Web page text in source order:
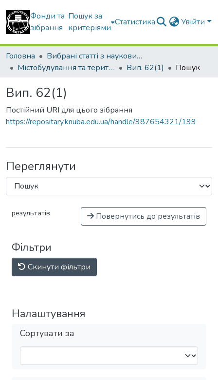
Фонди та
зібрання
Пошук за
критеріями
Статистика Увійти
Головна
Вибрані статті з наукових збірників КНУБА
Містобудування та територіальне планування
Вип. 62(1) Пошук
Вип. 62(1)
Постійний URI для цього зібрання
https://repositary.knuba.edu.ua/handle/987654321/199
Переглянути
результатів Повернутись до результатів
Фільтри
Скинути фільтри
Налаштування
Сортувати за